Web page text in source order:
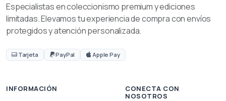
Especialistas en coleccionismo premium y ediciones
limitadas. Elevamos tu experiencia de compra con envíos
protegidos y atención personalizada.
Tarjeta PayPal Apple Pay
INFORMACIÓN
CONECTA CON
NOSOTROS